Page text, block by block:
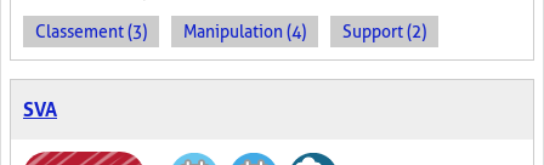
Classement (3) Manipulation (4) Support (2)
SVA